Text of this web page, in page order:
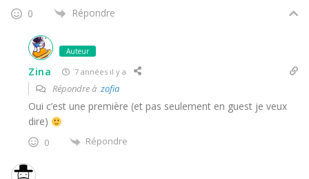
0 Répondre
Auteur
Zina 7 années il y a
Répondre à zofia
Oui c’est une première (et pas seulement en guest je veux
dire)
0 Répondre